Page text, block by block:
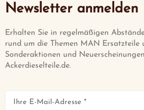
Newsletter anmelden
Erhalten Sie in regelmäßigen
rund um die Themen MAN Ersatzteile
Sonderaktionen und
Ackerdieselteile.de.